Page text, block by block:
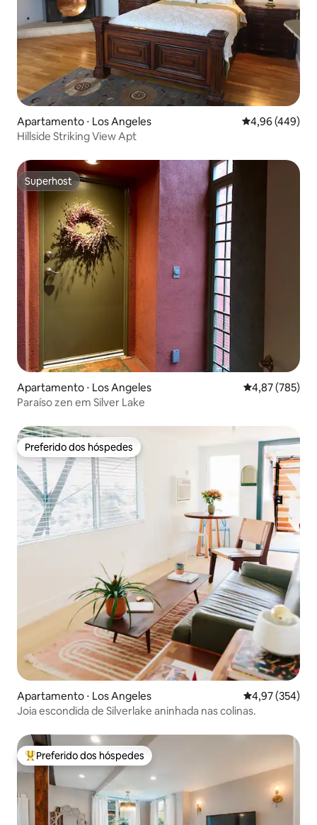
Apartamento ⋅ Los Angeles 4,96 de uma
4,96 (449)
Hillside Striking View Apt
Superhost
Superhost
Apartamento ⋅ Los Angeles 4,87 de uma
4,87 (785)
Paraíso zen em Silver Lake
Preferido dos hóspedes
Preferido dos hóspedes
Apartamento ⋅ Los Angeles 4,97 de uma
4,97 (354)
Joia escondida de Silverlake aninhada nas colinas.
Entre os melhores preferidos dos hóspedes
Preferido dos hóspedes